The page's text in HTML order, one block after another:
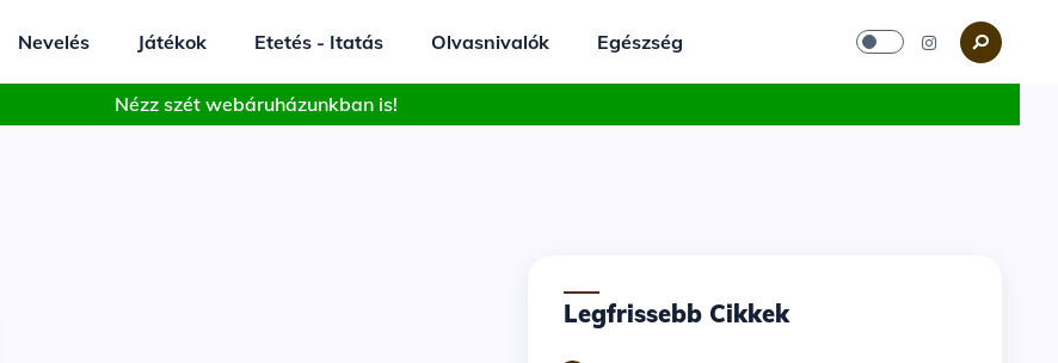
Nevelés Játékok Etetés - Itatás Olvasnivalók Egészség
Nézz szét webáruházunkban is!
Legfrissebb Cikkek